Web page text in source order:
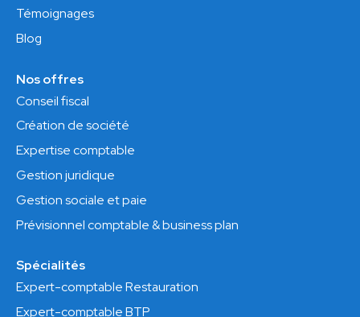
Témoignages
Blog
Nos offres
Conseil fiscal
Création de société
Expertise comptable
Gestion juridique
Gestion sociale et paie
Prévisionnel comptable & business plan
Spécialités
Expert-comptable Restauration
Expert-comptable BTP